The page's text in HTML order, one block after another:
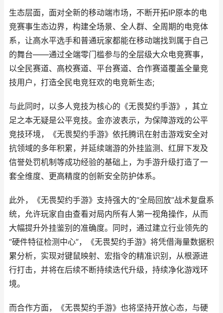
生态层面，面对全新的移动端市场，不断开拓IP原本的电
竞赛事生态边界，构建全场景、全人群、全周期的电竞体
系，让高水平选手和普通玩家都能在移动端找到属于自己
的舞台——通过全端零门槛参与的全层级大众电竞赛事，
以全民赛道、高校赛道、平台赛道、合作赛道覆盖全量竞
技用户，打造全民电竞狂欢的电竞新生态;
与此同时，以多人竞技为核心的《无畏契约手游》，其立
足之本无疑是公平竞技。金亦波表示，为保障游戏的公平
竞技环境，《无畏契约手游》依托腾讯在射击游戏安全对
抗领域的多年积累，并延续端游的外挂监测、红屏下发及
信誉处罚机制等成功经验的基础上，为手游升级打造了一
套全维度、更高精度的创新安全防护体系。
此外，《无畏契约手游》支持强大的“全局回放”战术复盘系
统，允许玩家自由查看对局内所有人第一视角操作，从而
大幅提升外挂鉴别的准确度。同时，通过建立行业领先的
“硬件特征检测中心”，《无畏契约手游》将凭借海量数据积
累分析，实现对键鼠映射、宏指令的精准识别，从根源进
行打击，并将在后续不断持续迭代升级，持续净化游戏环
境。
而合作方面，《无畏契约手游》也将坚持开放心态，与硬